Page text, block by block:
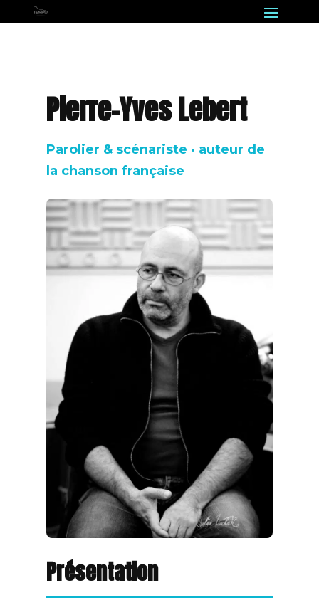
Pierre-Yves Lebert
Parolier & scénariste · auteur de
la chanson française
Présentation